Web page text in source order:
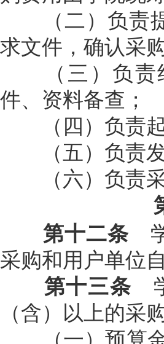
（二）负责提
求文件，确认采
（三）负责组
件、资料备查；
（四）负责起
（五）负责发
（六）负责采
第十二条
采购和用户单位
第十三条
（含）以上的采
（一）预算金